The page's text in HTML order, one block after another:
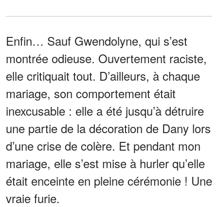
Enfin… Sauf Gwendolyne, qui s’est
montrée odieuse. Ouvertement raciste,
elle critiquait tout. D’ailleurs, à chaque
mariage, son comportement était
inexcusable : elle a été jusqu’à détruire
une partie de la décoration de Dany lors
d’une crise de colère. Et pendant mon
mariage, elle s’est mise à hurler qu’elle
était enceinte en pleine cérémonie ! Une
vraie furie.